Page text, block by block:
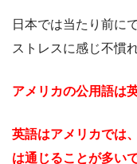
日本では当たり前に
ストレスに感じ不慣
アメリカの公用語は
英語はアメリカでは
は通じることが多いで